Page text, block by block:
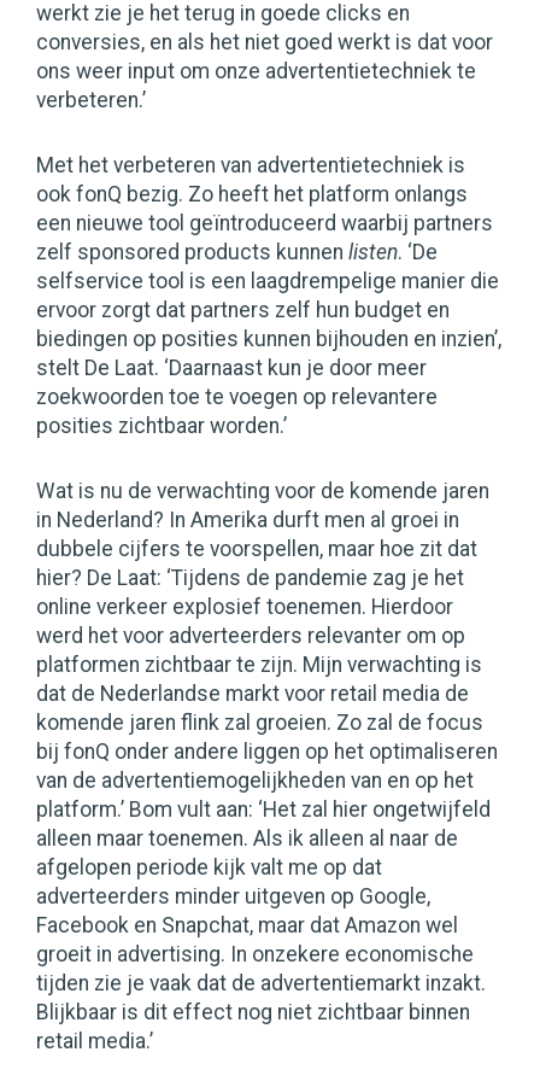
werkt zie je het terug in goede clicks en
conversies, en als het niet goed werkt is dat voor
ons weer input om onze advertentietechniek te
verbeteren.’
Met het verbeteren van advertentietechniek is
ook fonQ bezig. Zo heeft het platform onlangs
een nieuwe tool geïntroduceerd waarbij partners
zelf sponsored products kunnen listen. ‘De
selfservice tool is een laagdrempelige manier die
ervoor zorgt dat partners zelf hun budget en
biedingen op posities kunnen bijhouden en inzien’,
stelt De Laat. ‘Daarnaast kun je door meer
zoekwoorden toe te voegen op relevantere
posities zichtbaar worden.’
Wat is nu de verwachting voor de komende jaren
in Nederland? In Amerika durft men al groei in
dubbele cijfers te voorspellen, maar hoe zit dat
hier? De Laat: ‘Tijdens de pandemie zag je het
online verkeer explosief toenemen. Hierdoor
werd het voor adverteerders relevanter om op
platformen zichtbaar te zijn. Mijn verwachting is
dat de Nederlandse markt voor retail media de
komende jaren flink zal groeien. Zo zal de focus
bij fonQ onder andere liggen op het optimaliseren
van de advertentiemogelijkheden van en op het
platform.’ Bom vult aan: ‘Het zal hier ongetwijfeld
alleen maar toenemen. Als ik alleen al naar de
afgelopen periode kijk valt me op dat
adverteerders minder uitgeven op Google,
Facebook en Snapchat, maar dat Amazon wel
groeit in advertising. In onzekere economische
tijden zie je vaak dat de advertentiemarkt inzakt.
Blijkbaar is dit effect nog niet zichtbaar binnen
retail media.’